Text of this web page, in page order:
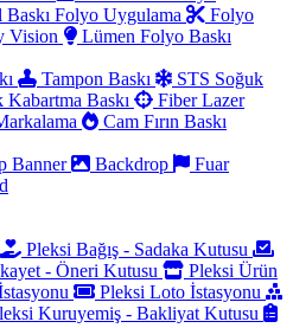
Folyo Uygulama
Folyo
Vision
Lümen Folyo Baskı
Tampon Baskı
STS Soğuk
Kabartma Baskı
Fiber Lazer
Cam Fırın Baskı
Banner Backdrop
Fuar
Pleksi Bağış - Sadaka Kutusu
- Öneri Kutusu
Pleksi Ürün
Pleksi Loto İstasyonu
Kuruyemiş - Bakliyat Kutusu